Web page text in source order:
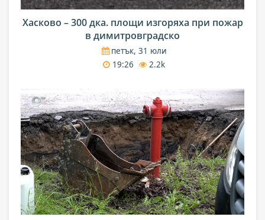
Хасково – 300 дка. площи изгоряха при пожар
в димитровградско
петък, 31 юли
19:26
2.2k